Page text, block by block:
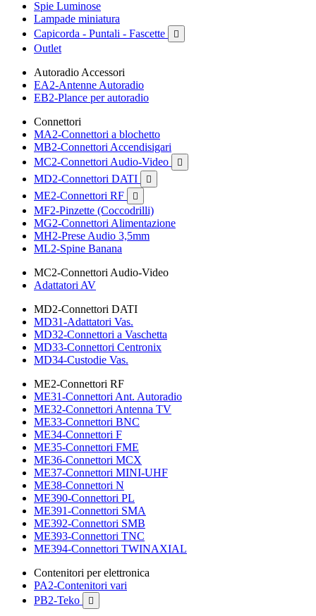
Spie Luminose
Lampade miniatura
Capicorda - Puntali - Fascette

Outlet
Autoradio Accessori
EA2-Antenne Autoradio
EB2-Plance per autoradio
Connettori
MA2-Connettori a blochetto
MB2-Connettori Accendisigari
MC2-Connettori Audio-Video

MD2-Connettori DATI 
ME2-Connettori RF 
MF2-Pinzette (Coccodrilli)
MG2-Connettori Alimentazione
MH2-Prese Audio 3,5mm
ML2-Spine Banana
MC2-Connettori Audio-Video
Adattatori AV
MD2-Connettori DATI
MD31-Adattatori Vas.
MD32-Connettori a Vaschetta
MD33-Connettori Centronix
MD34-Custodie Vas.
ME2-Connettori RF
ME31-Connettori Ant. Autoradio
ME32-Connettori Antenna TV
ME33-Connettori BNC
ME34-Connettori F
ME35-Connettori FME
ME36-Connettori MCX
ME37-Connettori MINI-UHF
ME38-Connettori N
ME390-Connettori PL
ME391-Connettori SMA
ME392-Connettori SMB
ME393-Connettori TNC
ME394-Connettori TWINAXIAL
Contenitori per elettronica
PA2-Contenitori vari
PB2-Teko
